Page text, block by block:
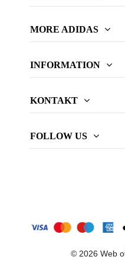
MORE ADIDAS
INFORMATION
KONTAKT
FOLLOW US
© 2026 Web